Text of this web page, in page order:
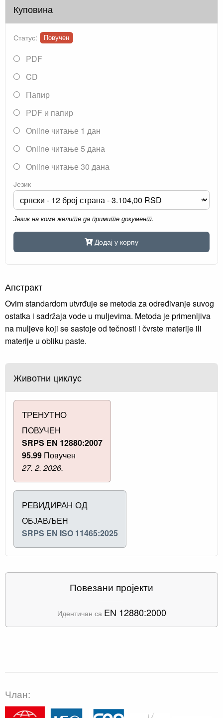
Куповина
Статус: Повучен
PDF
CD
Папир
PDF и папир
Online читање 1 дан
Online читање 5 дана
Online читање 30 дана
Језик
Језик на коме желите да примите документ.
Додај у корпу
Апстракт
Ovim standardom utvrđuje se metoda za određivanje suvog
ostatka i sadržaja vode u muljevima. Metoda je primenljiva
na muljeve koji se sastoje od tečnosti i čvrste materije ili
materije u obliku paste.
Животни циклус
ТРЕНУТНО
ПОВУЧЕН
SRPS EN 12880:2007
95.99 Повучен
27. 2. 2026.
РЕВИДИРАН ОД
ОБЈАВЉЕН
SRPS EN ISO 11465:2025
Повезани пројекти
Идентичан са EN 12880:2000
Члан: